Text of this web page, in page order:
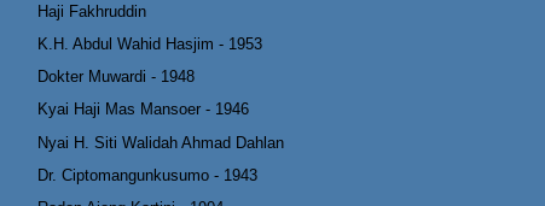
Haji Fakhruddin
K.H. Abdul Wahid Hasjim - 1953
Dokter Muwardi - 1948
Kyai Haji Mas Mansoer - 1946
Nyai H. Siti Walidah Ahmad Dahlan
Dr. Ciptomangunkusumo - 1943